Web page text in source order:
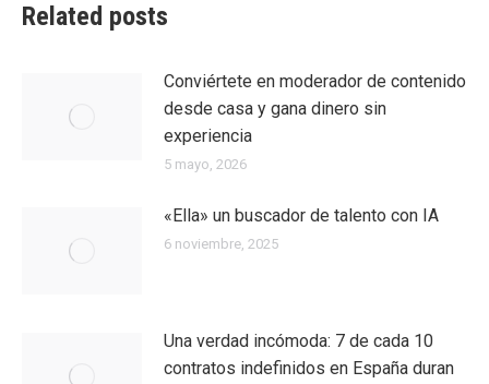
Related posts
Conviértete en moderador de contenido
desde casa y gana dinero sin
experiencia
5 mayo, 2026
«Ella» un buscador de talento con IA
6 noviembre, 2025
Una verdad incómoda: 7 de cada 10
contratos indefinidos en España duran